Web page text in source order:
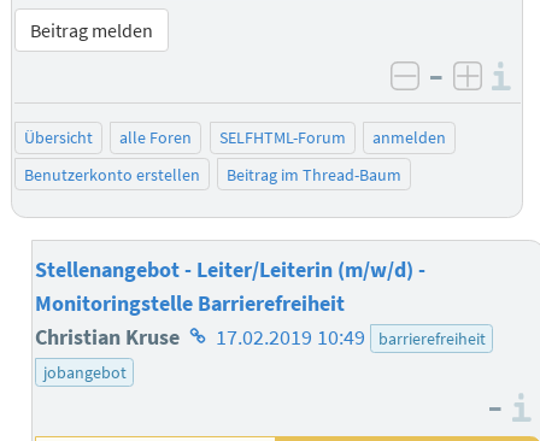
Beitrag melden
negativ
–
Übersicht alle Foren SELFHTML-Forum
anmelden
Benutzerkonto erstellen
Beitrag im Thread-Baum
Stellenangebot - Leiter/Leiterin (m/w/d) -
Monitoringstelle Barrierefreiheit
Christian Kruse Homepage
17.02.2019 10:49
barrierefreiheit
jobangebot
–